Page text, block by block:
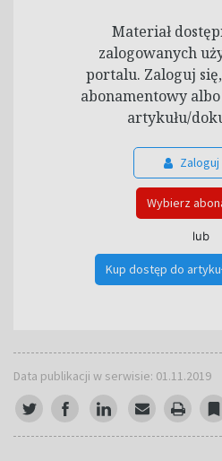
Materiał
zalogowanych
portalu. Zaloguj
abonamentowy
artykułu/
Zaloguj
Wybierz
lub
Kup dostęp do
Data publikacji w serwisie: 01.11.2019